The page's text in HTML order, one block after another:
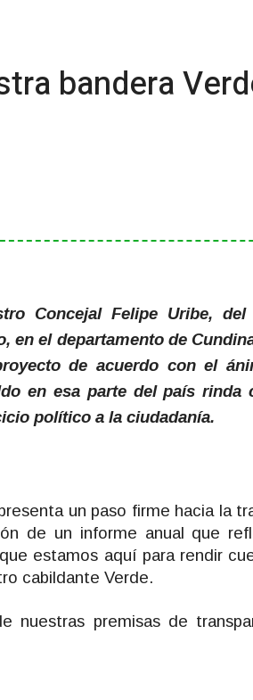
bandera
Concejal Felipe Uribe,
en el departamento de
de acuerdo con el
en esa parte del país rinda
político a la ciudadanía.
un paso firme hacia la
de un informe anual que
estamos aquí para rendir
cabildante Verde.
nuestras premisas de